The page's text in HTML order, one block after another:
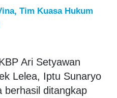
Tim Kuasa Hukum
Ari Setyawan
Lelea, Iptu Sunaryo
berhasil ditangkap